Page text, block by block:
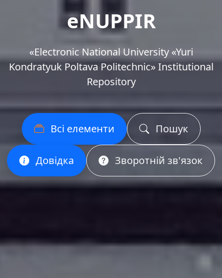
eNUPPIR
«Еlectronic National University «Yuri
Kondratyuk Poltava Politechnic» Institutional
Repository
Всі елементи Пошук
Довідка Зворотній зв'язок